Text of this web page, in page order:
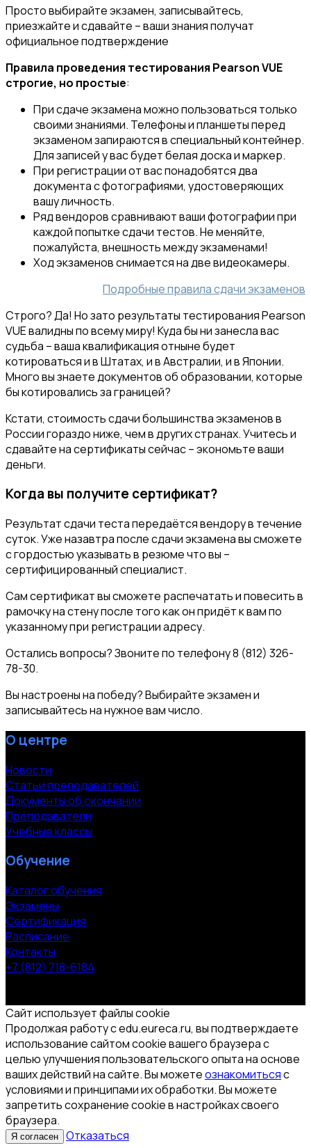
Просто выбирайте экзамен, записывайтесь,
приезжайте и сдавайте – ваши знания получат
официальное подтверждение
Правила проведения тестирования Pearson VUE
строгие, но простые:
При сдаче экзамена можно пользоваться только
своими знаниями. Телефоны и планшеты перед
экзаменом запираются в специальный контейнер.
Для записей у вас будет белая доска и маркер.
При регистрации от вас понадобятся два
документа с фотографиями, удостоверяющих
вашу личность.
Ряд вендоров сравнивают ваши фотографии при
каждой попытке сдачи тестов. Не меняйте,
пожалуйста, внешность между экзаменами!
Ход экзаменов снимается на две видеокамеры.
Подробные правила сдачи экзаменов
Строго? Да! Но зато результаты тестирования Pearson
VUE валидны по всему миру! Куда бы ни занесла вас
судьба – ваша квалификация отныне будет
котироваться и в Штатах, и в Австралии, и в Японии.
Много вы знаете документов об образовании, которые
бы котировались за границей?
Кстати, стоимость сдачи большинства экзаменов в
России гораздо ниже, чем в других странах. Учитесь и
сдавайте на сертификаты сейчас – экономьте ваши
деньги.
Когда вы получите сертификат?
Результат сдачи теста передаётся вендору в течение
суток. Уже назавтра после сдачи экзамена вы сможете
с гордостью указывать в резюме что вы –
сертифицированный специалист.
Сам сертификат вы сможете распечатать и повесить в
рамочку на стену после того как он придёт к вам по
указанному при регистрации адресу.
Остались вопросы? Звоните по телефону 8 (812) 326-
78-30.
Вы настроены на победу? Выбирайте экзамен и
записывайтесь на нужное вам число.
О центре
Новости
Статьи преподавателей
Документы об окончании
Преподаватели
Учебные классы
Обучение
Каталог обучения
Экзамены
Сертификация
Расписание
Контакты
+7 (812) 718-6184
Сайт использует файлы cookie
Продолжая работу с edu.eureca.ru, вы подтверждаете
использование сайтом cookie вашего браузера с
целью улучшения пользовательского опыта на основе
ваших действий на сайте. Вы можетеознакомитьсяс
условиями и принципами их обработки. Вы можете
запретить сохранение cookie в настройках своего
браузера.
Я согласен Отказаться